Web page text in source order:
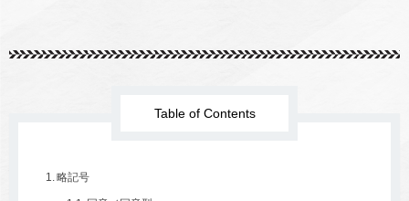
Table of Contents
略記号